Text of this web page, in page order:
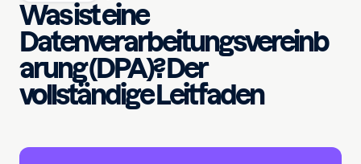
Was ist eine
Datenverarbeitungsvereinb
arung (DPA)? Der
vollständige Leitfaden